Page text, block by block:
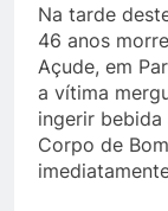
Na tarde
46 anos
Açude, em
a vítima
ingerir
Corpo de